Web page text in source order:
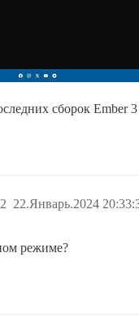
сборок Ember
22.Январь.2024
2
режиме?